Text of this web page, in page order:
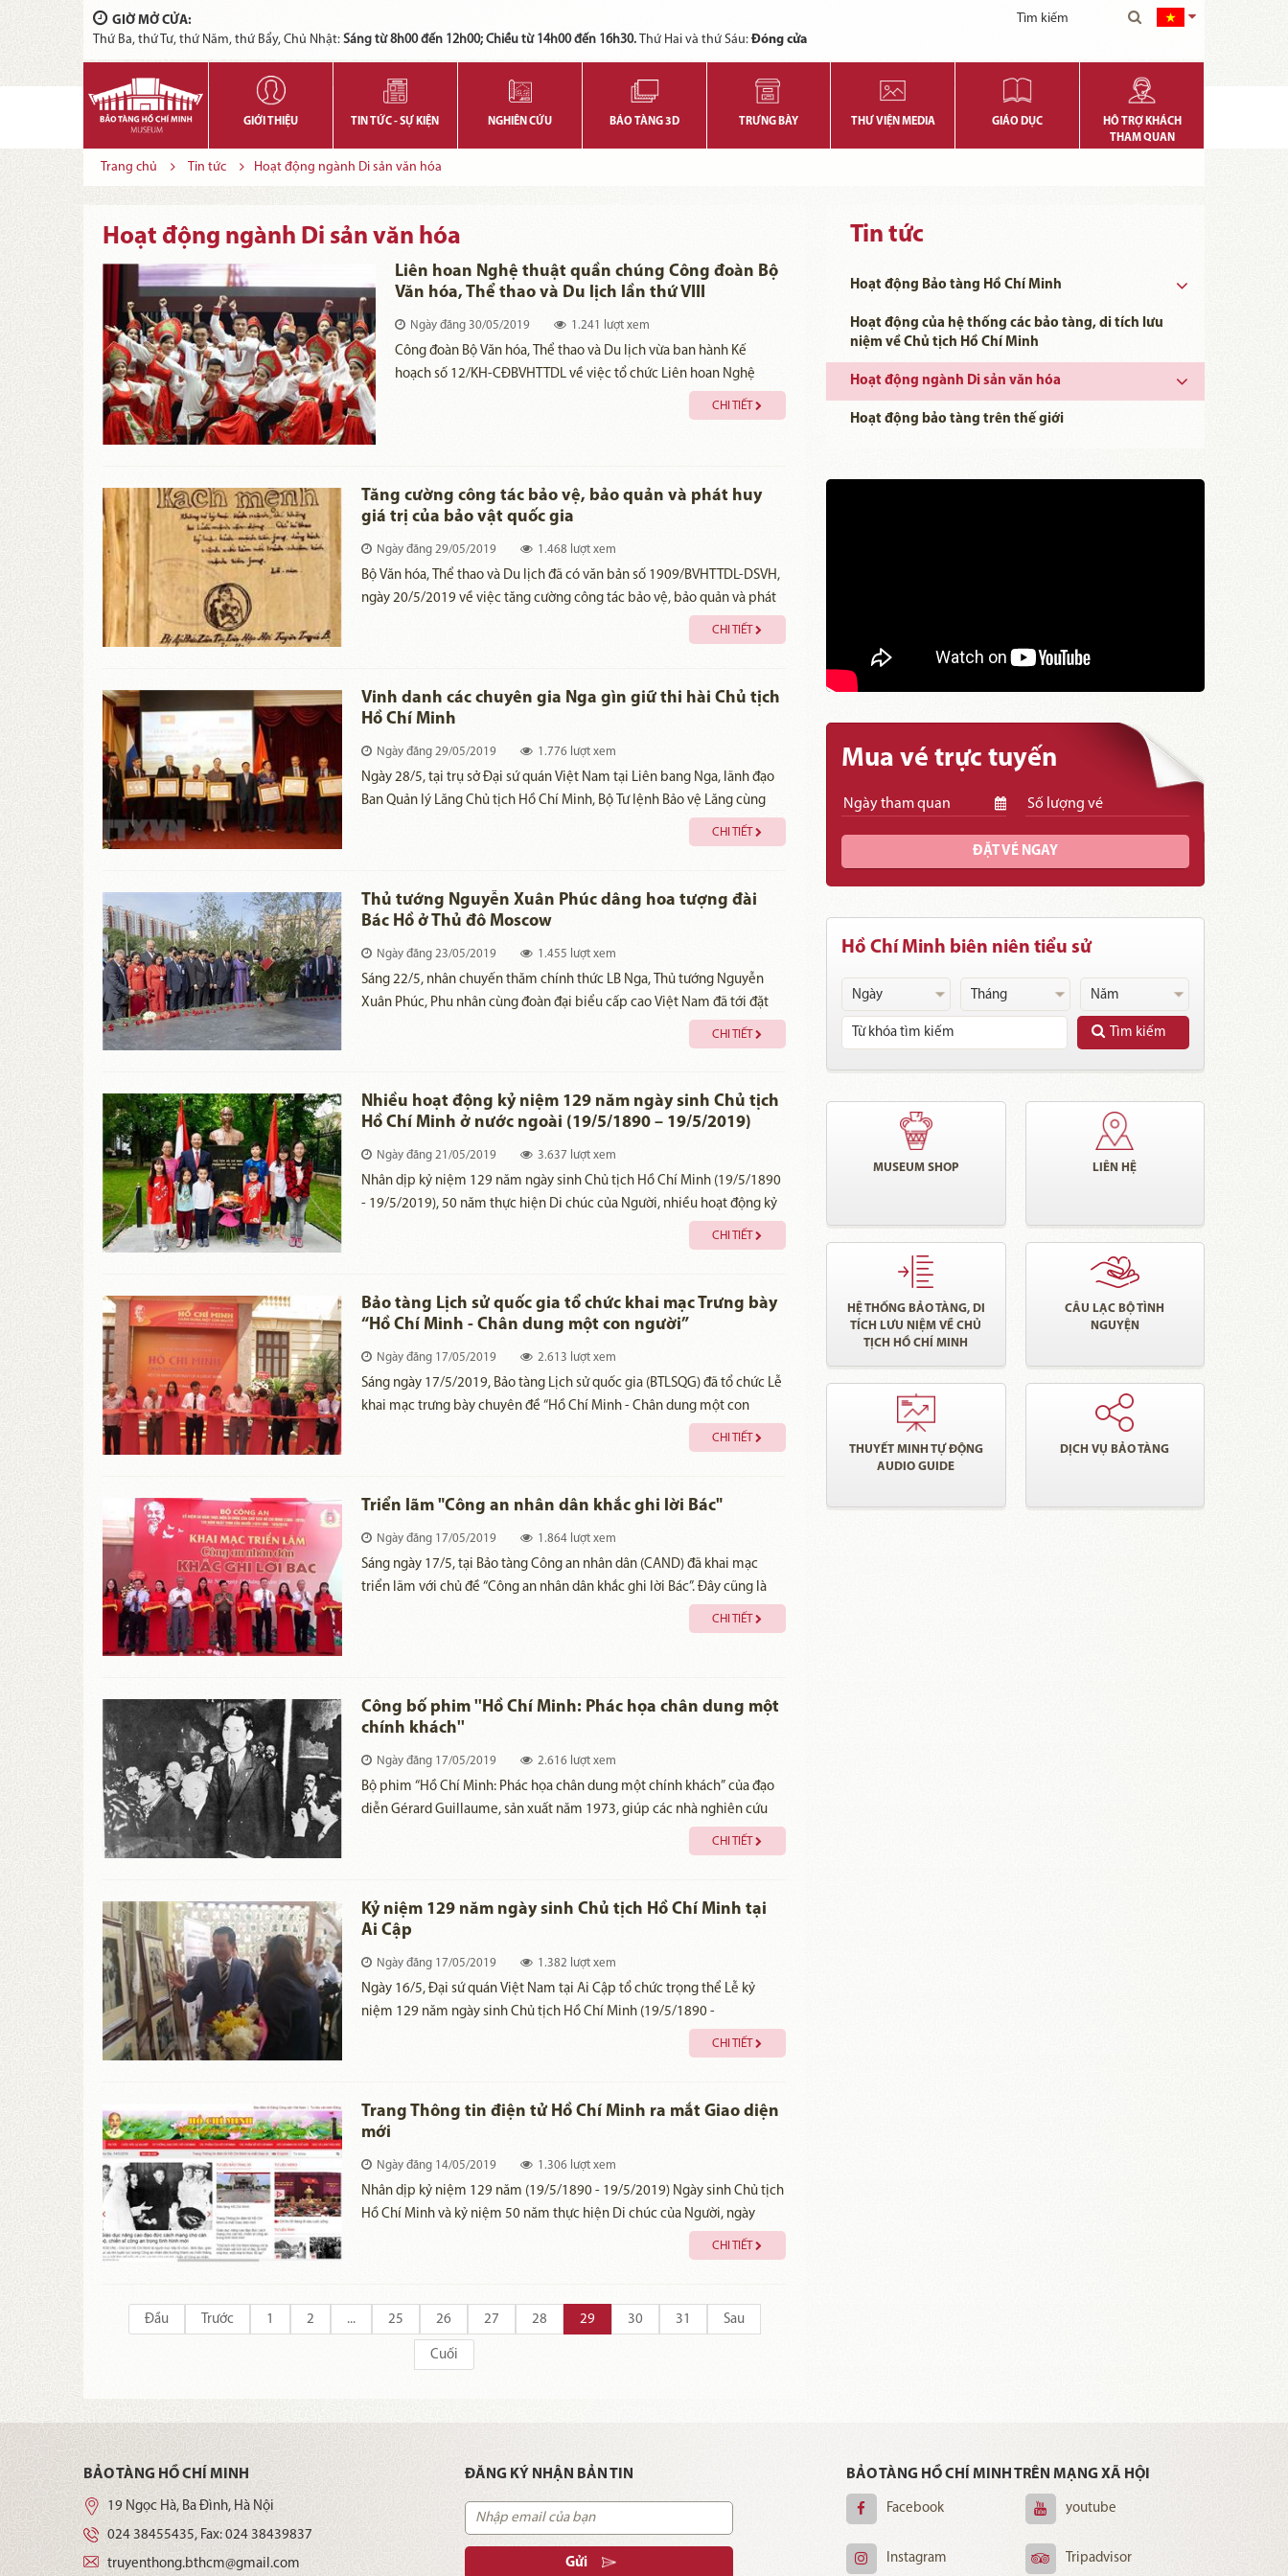
GIỜ MỞ CỬA:
Thứ Ba, thứ Tư, thứ Năm, thứ Bẩy, Chủ Nhật: Sáng từ 8h00 đến 12h00; Chiều từ 14h00 đến 16h30. Thứ Hai và thứ Sáu: Đóng cửa
GIỚI THIỆU TIN TỨC - SỰ KIỆN NGHIÊN CỨU BẢO TÀNG 3D TRƯNG BÀY THƯ VIỆN MEDIA GIÁO DỤC
HỖ TRỢ KHÁCH
THAM QUAN
Trang chủ Tin tức Hoạt động ngành Di sản văn hóa
Hoạt động ngành Di sản văn hóa
Liên hoan Nghệ thuật quần chúng Công đoàn Bộ
Văn hóa, Thể thao và Du lịch lần thứ VIII
Ngày đăng 30/05/2019 1.241 lượt xem
Công đoàn Bộ Văn hóa, Thể thao và Du lịch vừa ban hành Kế
hoạch số 12/KH-CĐBVHTTDL về việc tổ chức Liên hoan Nghệ
thuật quần chúng Công đoàn Bộ Văn hóa, Thể thao và Du lịch lần
CHI TIẾT
Tăng cường công tác bảo vệ, bảo quản và phát huy
giá trị của bảo vật quốc gia
Ngày đăng29/05/2019 1.468 lượt xem
Bộ Văn hóa, Thể thao và Du lịch đã có văn bản số 1909/BVHTTDL-DSVH,
ngày 20/5/2019 về việc tăng cường công tác bảo vệ, bảo quản và phát
CHI TIẾT
Vinh danh các chuyên gia Nga gìn giữ thi hài Chủ tịch
Hồ Chí Minh
Ngày đăng29/05/2019 1.776 lượt xem
Ngày 28/5, tại trụ sở Đại sứ quán Việt Nam tại Liên bang Nga, lãnh đạo
Ban Quản lý Lăng Chủ tịch Hồ Chí Minh, Bộ Tư lệnh Bảo vệ Lăng cùng
với Đại sứ quán đã thừa ủy quyền của Thủ tướng, thực hiện lễ trao tặng
các huân, huy chương Lao động, Độc lập và Hữu nghị cho 2 tập thể và
trong nhiệm vụ giữ gìn lâu dài, bảo vệ tuyệt đối an toàn thi hài Chủ tịch
Hồ Chí Minh.
CHI TIẾT
Thủ tướng Nguyễn Xuân Phúc dâng hoa tượng đài
Bác Hồ ở Thủ đô Moscow
Ngày đăng23/05/2019 1.455 lượt xem
Sáng 22/5, nhân chuyến thăm chính thức LB Nga, Thủ tướng Nguyễn
Xuân Phúc, Phu nhân cùng đoàn đại biểu cấp cao Việt Nam đã tới đặt
lẵng hoa tại tượng đài Chủ tịch Hồ Chí Minh ở thủ đô Moscow.
CHI TIẾT
Nhiều hoạt động kỷ niệm 129 năm ngày sinh Chủ tịch
Hồ Chí Minh ở nước ngoài (19/5/1890 – 19/5/2019)
Ngày đăng21/05/2019 3.637 lượt xem
​Nhân dịp kỷ niệm 129 năm ngày sinh Chủ tịch Hồ Chí Minh (19/5/1890
- 19/5/2019), 50 năm thực hiện Di chúc của Người, nhiều hoạt động kỷ
CHI TIẾT
Bảo tàng Lịch sử quốc gia tổ chức khai mạc Trưng bày
“Hồ Chí Minh - Chân dung một con người”
Ngày đăng17/05/2019 2.613 lượt xem
Sáng ngày 17/5/2019, Bảo tàng Lịch sử quốc gia (BTLSQG) đã tổ chức Lễ
khai mạc trưng bày chuyên đề “Hồ Chí Minh - Chân dung một con
CHI TIẾT
Triển lãm "Công an nhân dân khắc ghi lời Bác"
Ngày đăng17/05/2019 1.864 lượt xem
Sáng ngày 17/5, tại Bảo tàng Công an nhân dân (CAND) đã khai mạc
triển lãm với chủ đề “Công an nhân dân khắc ghi lời Bác”. Đây cũng là
một trong những hoạt động của lực lượng CAND hướng tới kỷ niệm 129
năm Ngày sinh Chủ tịch Hồ Chí Minh (19/5/1890 - 19/5/2019), 74 năm
CHI TIẾT
Công bố phim ''Hồ Chí Minh: Phác họa chân dung một
chính khách''
Ngày đăng17/05/2019 2.616 lượt xem
Bộ phim “Hồ Chí Minh: Phác họa chân dung một chính khách” của đạo
diễn Gérard Guillaume, sản xuất năm 1973, giúp các nhà nghiên cứu
lịch sử và đông đảo công chúng Việt Nam có thêm một góc nhìn về Bác.
CHI TIẾT
Kỷ niệm 129 năm ngày sinh Chủ tịch Hồ Chí Minh tại
Ai Cập
Ngày đăng17/05/2019 1.382 lượt xem
Ngày 16/5, Đại sứ quán Việt Nam tại Ai Cập tổ chức trọng thể Lễ kỷ
niệm 129 năm ngày sinh Chủ tịch Hồ Chí Minh (19/5/1890 -
CHI TIẾT
Trang Thông tin điện tử Hồ Chí Minh ra mắt Giao diện
mới
Ngày đăng14/05/2019 1.306 lượt xem
Nhân dịp kỷ niệm 129 năm (19/5/1890 - 19/5/2019) Ngày sinh Chủ tịch
Hồ Chí Minh và kỷ niệm 50 năm thực hiện Di chúc của Người, ngày
14/5/2019, đồng chí Võ Văn Thưởng, Ủy viên Bộ Chính trị, Bí thư Trung
ương Đảng, Trưởng Ban Tuyên giáo Trung ương đã nhấn nút phát mạng
CHI TIẾT
Đầu Trước 1 2 ... 25 26 27 28 29 30 31 Sau
Cuối
Tin tức
Hoạt động Bảo tàng Hồ Chí Minh
Hoạt động của hệ thống các bảo tàng, di tích lưu
niệm về Chủ tịch Hồ Chí Minh
Hoạt động ngành Di sản văn hóa
Hoạt động bảo tàng trên thế giới
Mua vé trực tuyến
ĐẶT VÉ NGAY
Hồ Chí Minh biên niên tiểu sử
Tìm kiếm
MUSEUM SHOP LIÊN HỆ
HỆ THỐNG BẢO TÀNG, DI
TÍCH LƯU NIỆM VỀ CHỦ
TỊCH HỒ CHÍ MINH
CÂU LẠC BỘ TÌNH
NGUYỆN
THUYẾT MINH TỰ ĐỘNG
AUDIO GUIDE
DỊCH VỤ BẢO TÀNG
BẢO TÀNG HỒ CHÍ MINH
19 Ngọc Hà, Ba Đình, Hà Nội
024 38455435, Fax: 024 38439837
truyenthong.bthcm@gmail.com
ĐĂNG KÝ NHẬN BẢN TIN
Gửi
BẢO TÀNG HỒ CHÍ MINH TRÊN MẠNG XÃ HỘI
Facebook youtube
Instagram Tripadvisor